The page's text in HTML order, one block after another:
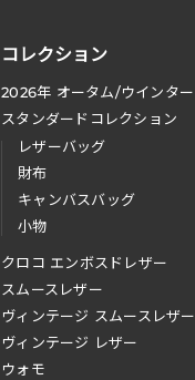
コレクション
2026年 オータム/ウインター
スタンダードコレクション
レザーバッグ
財布
キャンバスバッグ
小物
クロコ エンボスドレザー
スムースレザー
ヴィンテージ スムースレザー
ヴィンテージ レザー
ウォモ